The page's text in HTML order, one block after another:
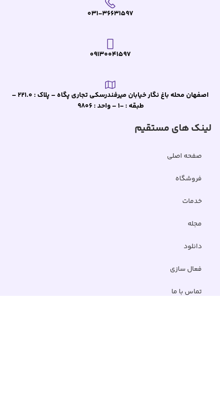
031-36631597
09130041597
اصفهان محله باغ نگار خیابان میرفندرسکی تجاری پگاه – پلاک : 221.0 –
طبقه : -1 – واحد : 9806
لینک های مستقیم
صفحه اصلی
فروشگاه
خدمات
مجله
دانلود
فعال سازی
تماس با ما